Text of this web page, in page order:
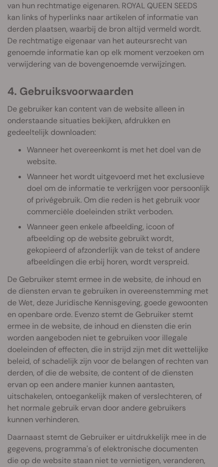
van hun rechtmatige eigenaren. ROYAL QUEEN SEEDS
kan links of hyperlinks naar artikelen of informatie van
derden plaatsen, waarbij de bron altijd vermeld wordt.
De rechtmatige eigenaar van het auteursrecht van
genoemde informatie kan op elk moment verzoeken om
verwijdering van de bovengenoemde verwijzingen.
4. Gebruiksvoorwaarden
De gebruiker kan content van de website alleen in
onderstaande situaties bekijken, afdrukken en
gedeeltelijk downloaden:
Wanneer het overeenkomt is met het doel van de
website.
Wanneer het wordt uitgevoerd met het exclusieve
doel om de informatie te verkrijgen voor persoonlijk
of privégebruik. Om die reden is het gebruik voor
commerciële doeleinden strikt verboden.
Wanneer geen enkele afbeelding, icoon of
afbeelding op de website gebruikt wordt,
gekopieerd of afzonderlijk van de tekst of andere
afbeeldingen die erbij horen, wordt verspreid.
De Gebruiker stemt ermee in de website, de inhoud en
de diensten ervan te gebruiken in overeenstemming met
de Wet, deze Juridische Kennisgeving, goede gewoonten
en openbare orde. Evenzo stemt de Gebruiker stemt
ermee in de website, de inhoud en diensten die erin
worden aangeboden niet te gebruiken voor illegale
doeleinden of effecten, die in strijd zijn met dit wettelijke
beleid, of schadelijk zijn voor de belangen of rechten van
derden, of die de website, de content of de diensten
ervan op een andere manier kunnen aantasten,
uitschakelen, ontoegankelijk maken of verslechteren, of
het normale gebruik ervan door andere gebruikers
kunnen verhinderen.
Daarnaast stemt de Gebruiker er uitdrukkelijk mee in de
gegevens, programma's of elektronische documenten
die op de website staan niet te vernietigen, veranderen,